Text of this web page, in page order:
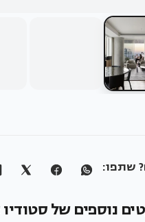
שתפו:
נוספים של סטודיו